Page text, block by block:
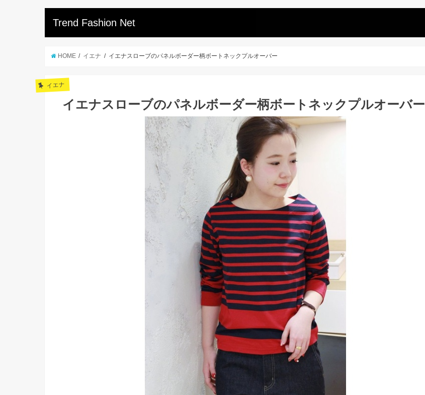
Trend Fashion Net
HOME イエナ イエナスローブのパネルボーダー柄ボートネックプルオーバー
イエナ
イエナスローブのパネルボーダー柄ボートネックプルオーバー